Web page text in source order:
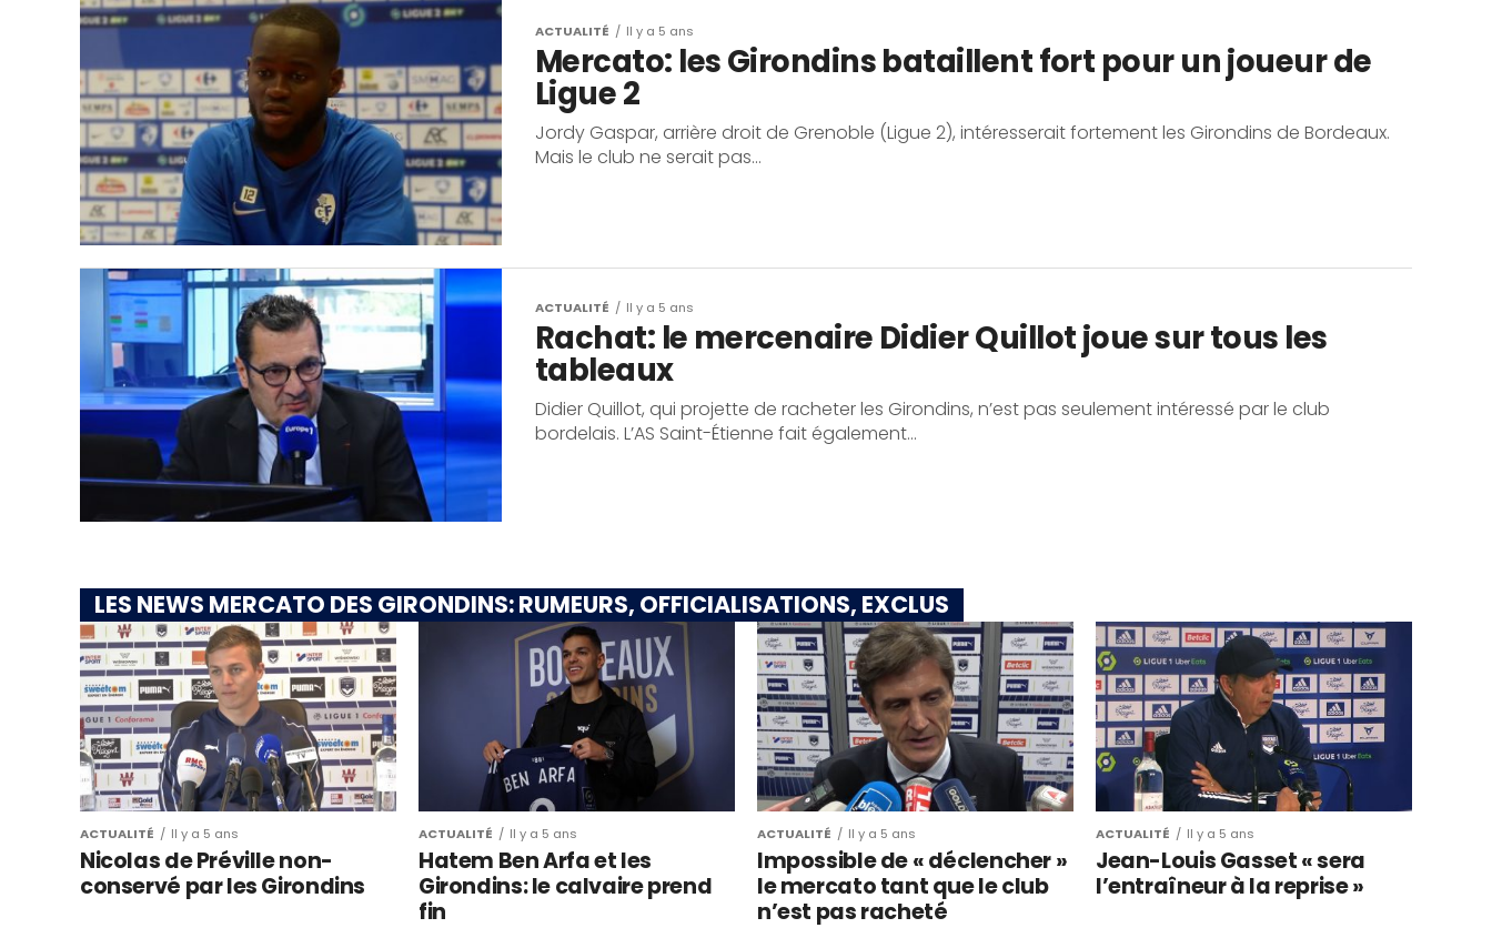
ACTUALITÉ Il y a 5 ans
Mercato: les Girondins bataillent fort pour un joueur de
Ligue 2
Jordy Gaspar, arrière droit de Grenoble (Ligue 2), intéresserait fortement les Girondins de Bordeaux.
Mais le club ne serait pas...
ACTUALITÉ Il y a 5 ans
Rachat: le mercenaire Didier Quillot joue sur tous les
tableaux
Didier Quillot, qui projette de racheter les Girondins, n’est pas seulement intéressé par le club
bordelais. L’AS Saint-Étienne fait également...
LES NEWS MERCATO DES GIRONDINS: RUMEURS, OFFICIALISATIONS, EXCLUS
ACTUALITÉ Il y a 5 ans
Nicolas de Préville non-
conservé par les Girondins
ACTUALITÉ Il y a 5 ans
Hatem Ben Arfa et les
Girondins: le calvaire prend
fin
ACTUALITÉ Il y a 5 ans
Impossible de « déclencher »
le mercato tant que le club
n’est pas racheté
ACTUALITÉ Il y a 5 ans
Jean-Louis Gasset « sera
l’entraîneur à la reprise »